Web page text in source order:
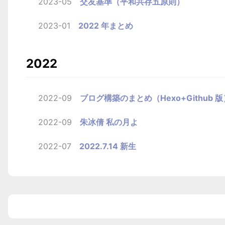
2023-01 2022 年まとめ
2022
2022-09 ブログ構築のまとめ（Hexo+Github 版
2022-09 朱冰倩 私の月よ
2022-07 2022.7.14 新生